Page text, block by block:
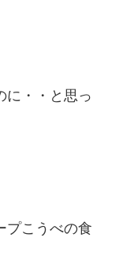
に・・と思っ
こうべの食